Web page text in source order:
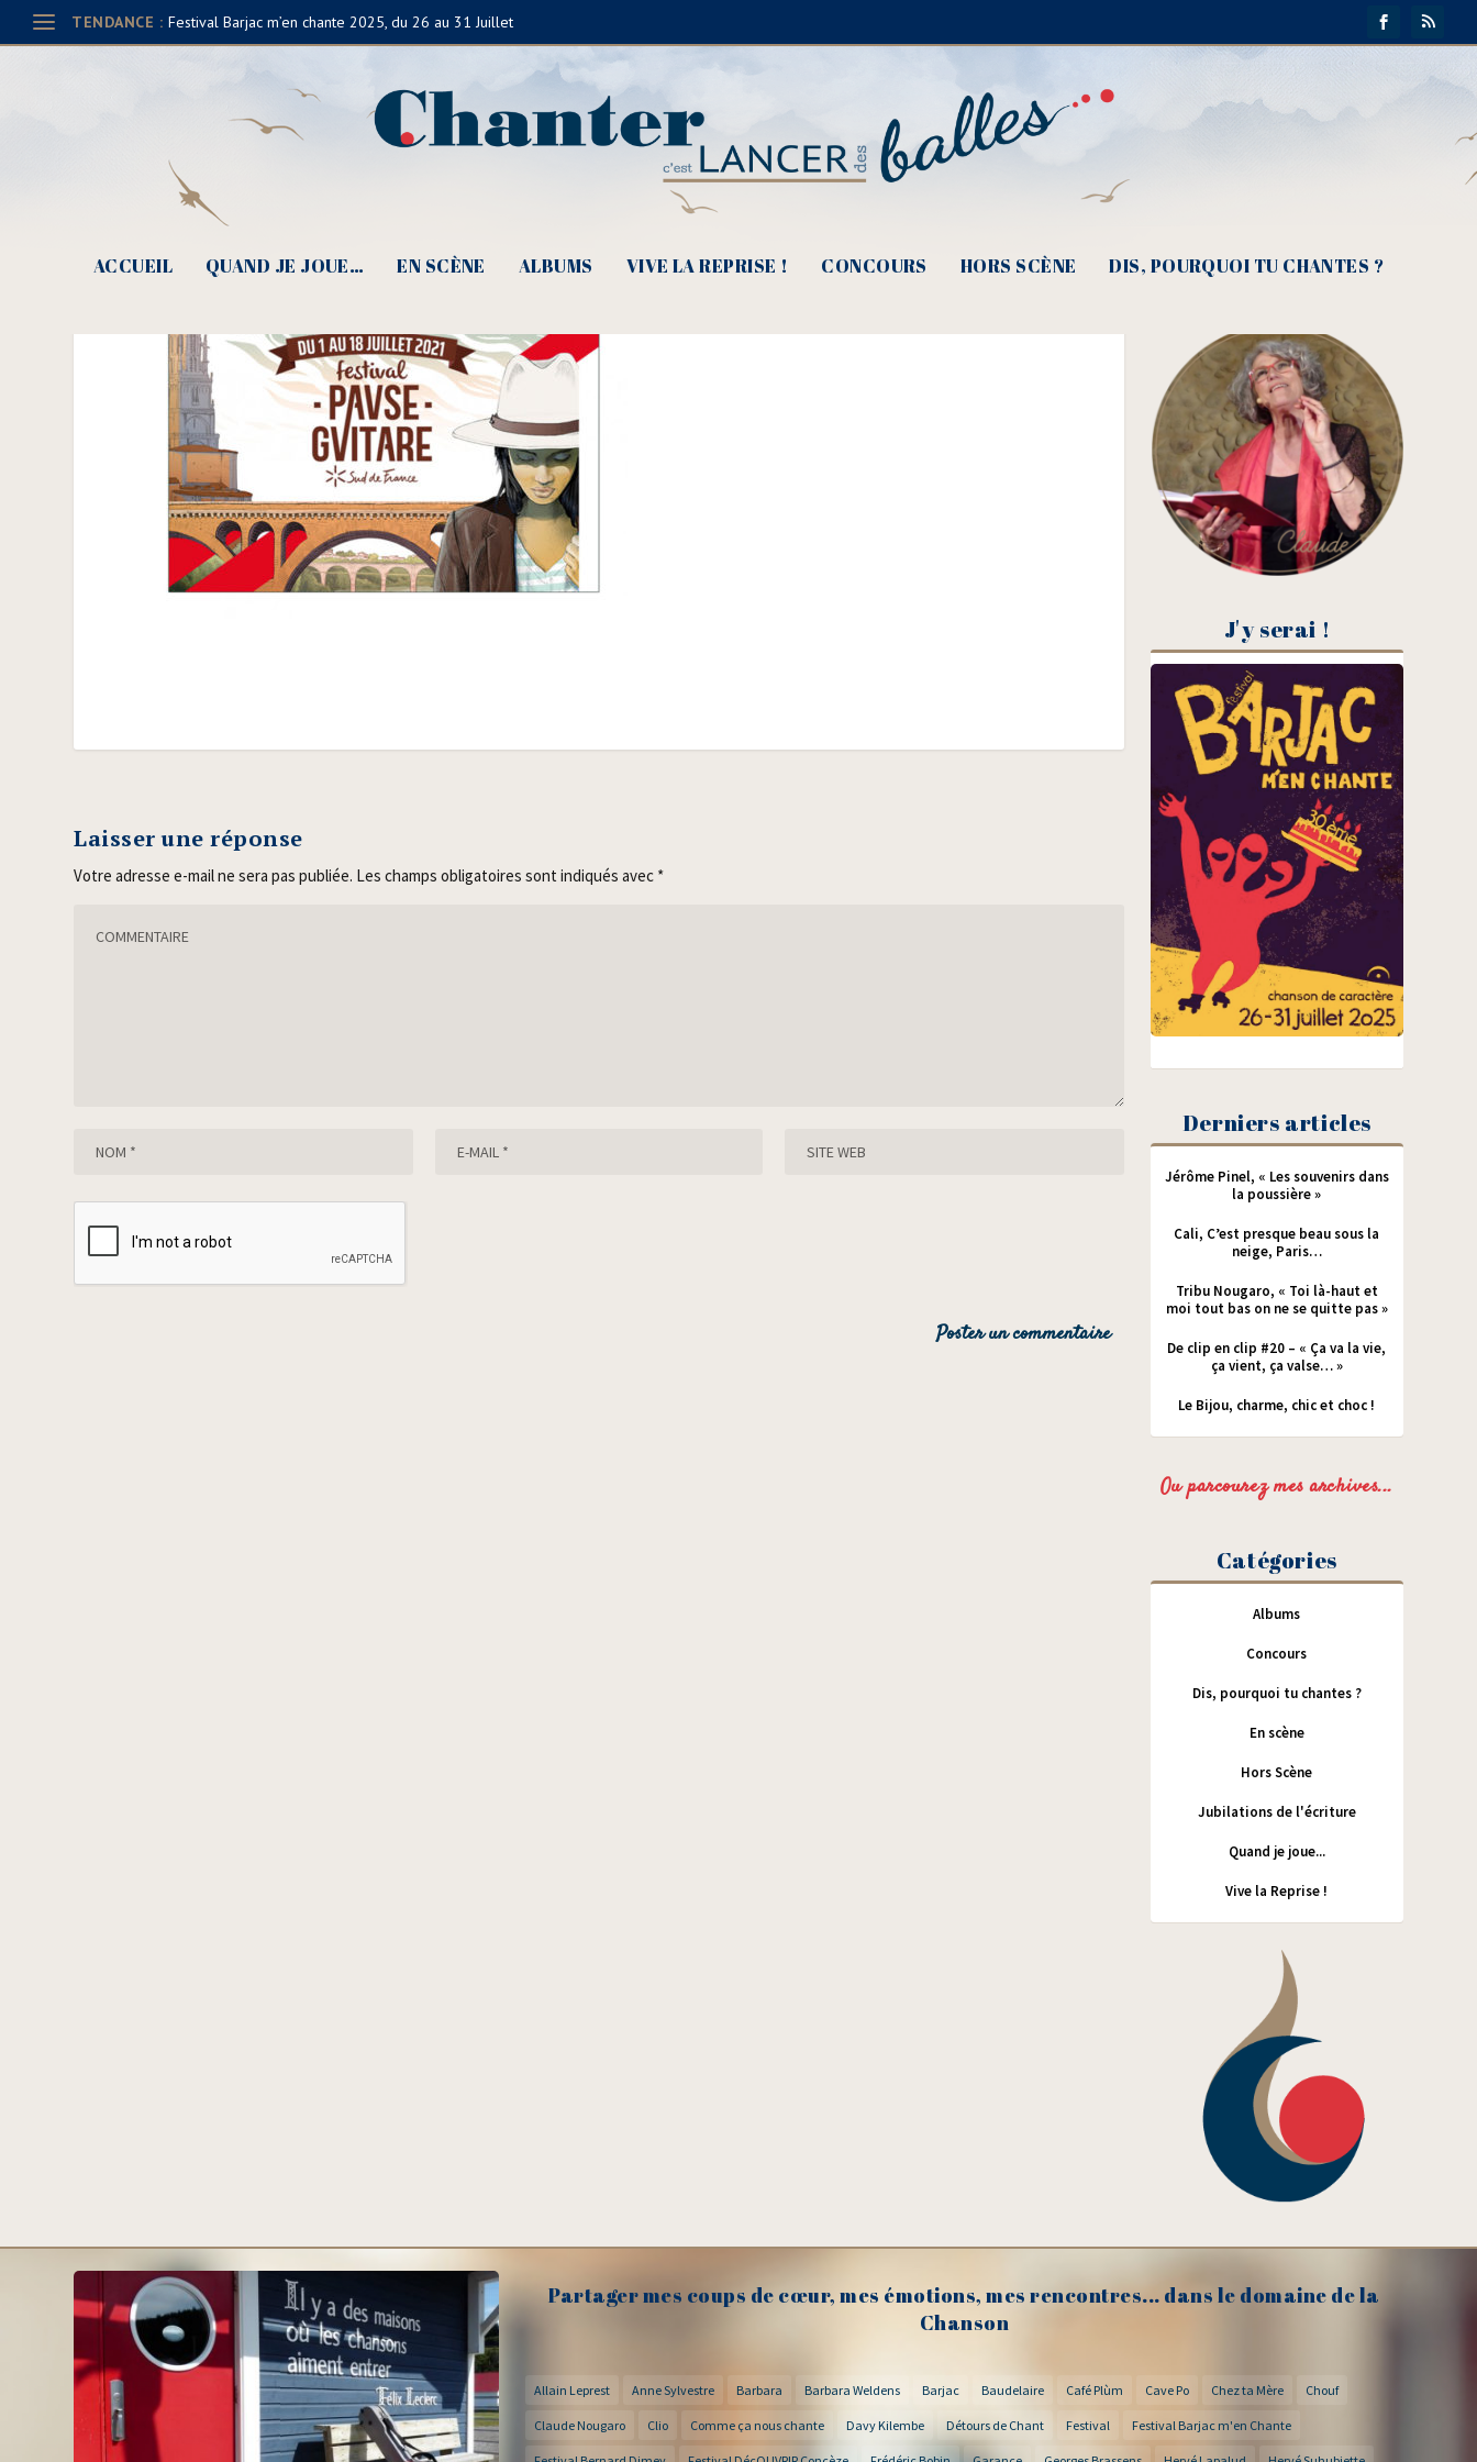
TENDANCE : Festival Barjac m’en chante 2025, du 26 au 31 Juillet
ACCUEIL QUAND JE JOUE… EN SCÈNE ALBUMS VIVE LA REPRISE ! CONCOURS HORS SCÈNE DIS, POURQUOI TU CHANTES ?
CCLDB- 725 – Pause Guitare 2021
Laisser une réponse
Votre adresse e-mail ne sera pas publiée. Les champs obligatoires sont indiqués avec *
J'y serai !
Derniers articles
Jérôme Pinel, « Les souvenirs dans
la poussière »
Cali, C’est presque beau sous la
neige, Paris…
Tribu Nougaro, « Toi là-haut et
moi tout bas on ne se quitte pas »
De clip en clip #20 – « Ça va la vie,
ça vient, ça valse… »
Le Bijou, charme, chic et choc !
Ou parcourez mes archives...
Catégories
Albums
Concours
Dis, pourquoi tu chantes ?
En scène
Hors Scène
Jubilations de l'écriture
Quand je joue...
Vive la Reprise !
Partager mes coups de cœur, mes émotions, mes rencontres... dans le domaine de la
Chanson
Allain Leprest Anne Sylvestre Barbara Barbara Weldens Barjac Baudelaire Café Plùm Cave Po Chez ta Mère Chouf
Claude Nougaro Clio Comme ça nous chante Davy Kilembe Détours de Chant Festival Festival Barjac m'en Chante